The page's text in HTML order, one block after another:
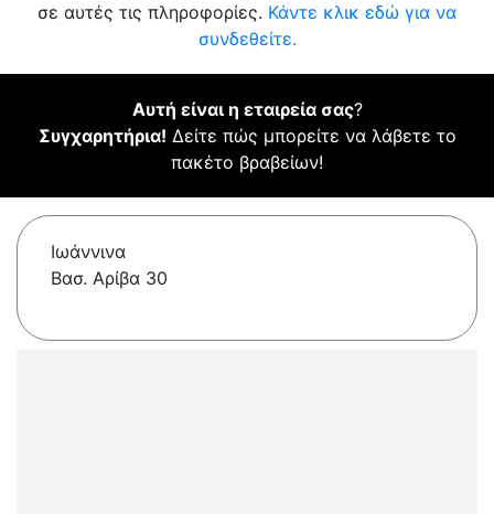
σε αυτές τις πληροφορίες. Κάντε κλικ εδώ για να
συνδεθείτε.
Αυτή είναι η εταιρεία σας?
Συγχαρητήρια! Δείτε πώς μπορείτε να λάβετε το
πακέτο βραβείων!
Ιωάννινα
Βασ. Αρίβα 30